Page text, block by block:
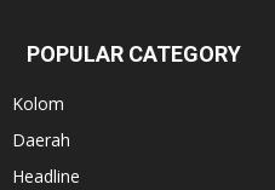
POPULAR CATEGORY
Kolom
Daerah
Headline